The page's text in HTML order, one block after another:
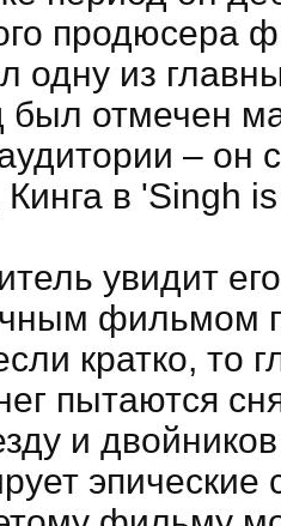
продюсера
одну из
был отмечен
–
в 'Singh
увидит
фильмом
кратко, то
пытаются
и